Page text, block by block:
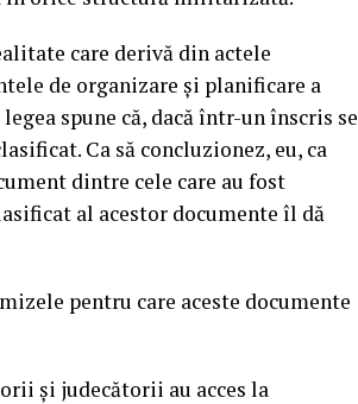
care derivă din actele
de organizare şi planificare a
spune că, dacă într-un înscris se
Ca să concluzionez, eu, ca
dintre cele care au fost
al acestor documente îl dă
pentru care aceste documente
şi judecătorii au acces la